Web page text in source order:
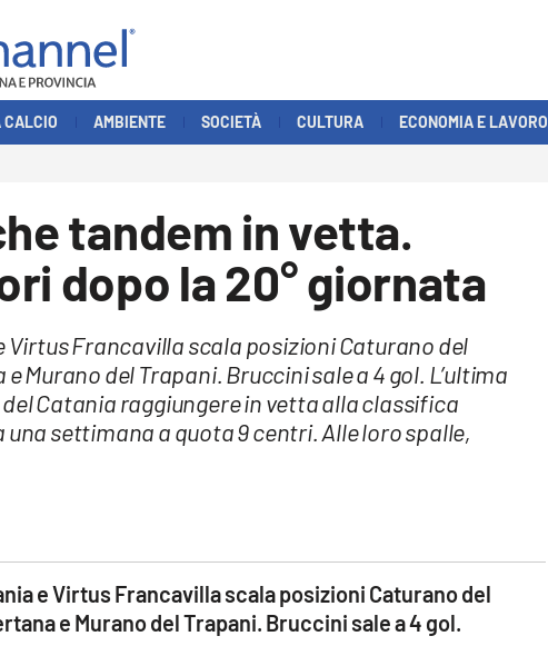
CALCIO AMBIENTE SOCIETÀ CULTURA ECONOMIA E LAVORO
tandem in vetta.
dopo la 20° giornata
Francavilla scala posizioni Caturano del
Murano del Trapani. Bruccini sale a 4 gol. L’ultima
Catania raggiungere in vetta alla classifica
settimana a quota 9 centri. Alle loro spalle,
e Virtus Francavilla scala posizioni Caturano del
e Murano del Trapani. Bruccini sale a 4 gol.